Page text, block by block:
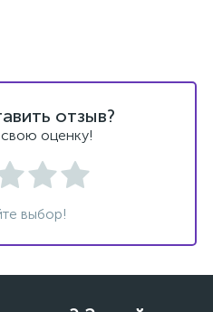
отзыв?
оценку!
выбор!